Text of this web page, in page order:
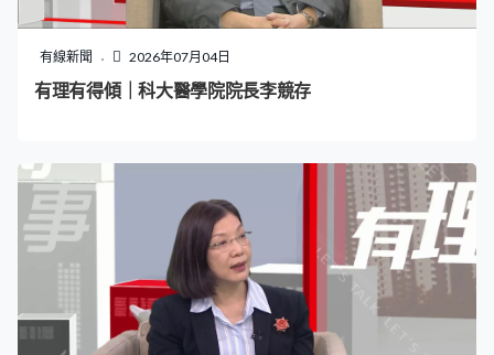
有線新聞 2026年07月04日
有理有得傾｜科大醫學院院長李競存